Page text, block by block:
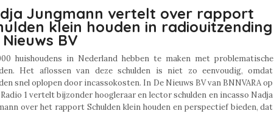
Jungmann vertelt over rapport
klein houden in radiouitzending
Nieuws BV
huishoudens in Nederland hebben te maken met problematische
Het aflossen van deze schulden is niet zo eenvoudig, omdat
snel oplopen door incassokosten. In De Nieuws BV van BNNVARA op
1 vertelt bijzonder hoogleraar en lector schulden en incasso Nadja
over het rapport Schulden klein houden en perspectief bieden, dat